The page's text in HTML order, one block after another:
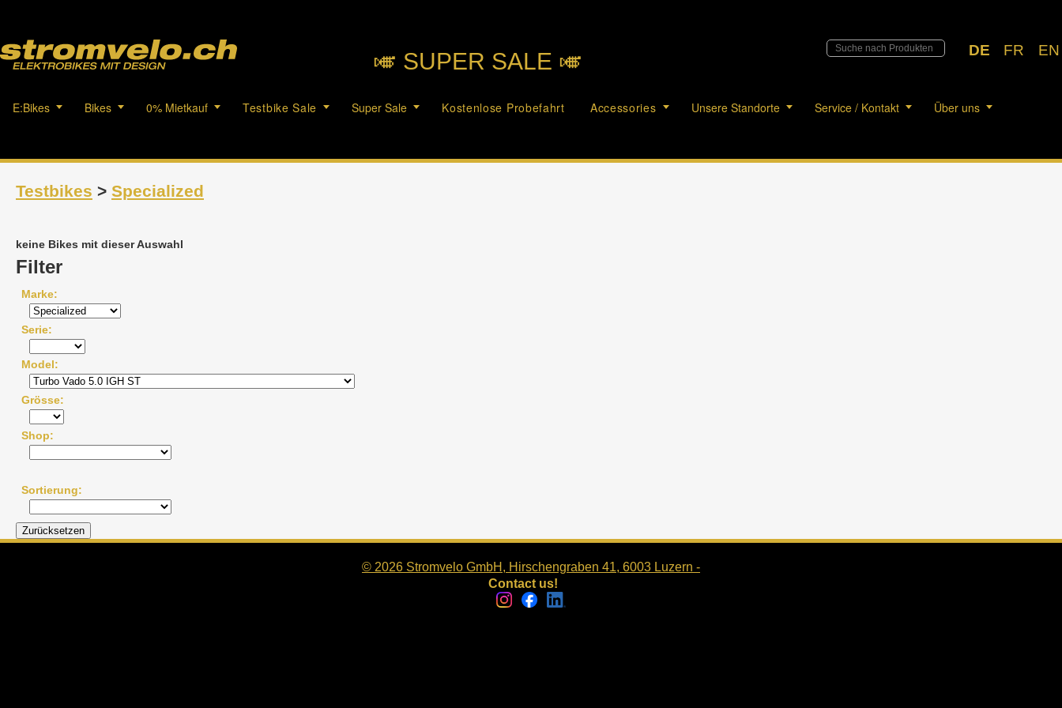
DE FR EN
🎺︎ SUPER SALE 🎺︎
E:Bikes Bikes 0% Mietkauf Testbike Sale Super Sale Kostenlose Probefahrt Accessories Unsere Standorte Service / Kontakt Über uns
Testbikes > Specialized
keine Bikes mit dieser Auswahl
Filter
Marke
Serie
Model
Grösse
Shop
Sortierung
© 2026 Stromvelo GmbH, Hirschengraben 41, 6003 Luzern -
Contact us!